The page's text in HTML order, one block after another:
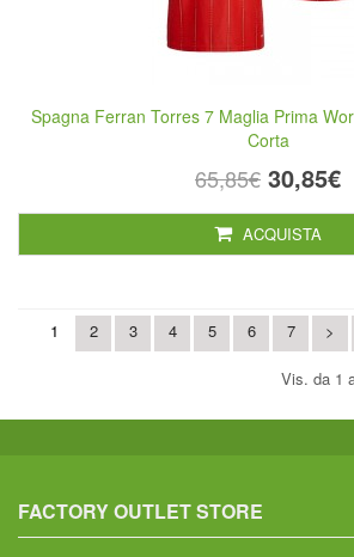
Spagna Ferran Torres 7 Maglia Prima
Corta
65,85€ 30,85€
ACQUISTA
1 2 3 4 5 6 7 >
Vis. da 1
FACTORY OUTLET STORE